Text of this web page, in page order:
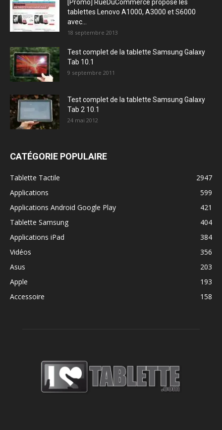
[Promo] RueDuCommerce propose les
tablettes Lenovo A1000, A3000 et S6000
avec...
18 septembre 2013
Test complet de la tablette Samsung Galaxy
Tab 10.1
9 septembre 2011
Test complet de la tablette Samsung Galaxy
Tab 2 10.1
24 mai 2012
CATÉGORIE POPULAIRE
Tablette Tactile
2947
Applications
599
Applications Android Google Play
421
Tablette Samsung
404
Applications iPad
384
Vidéos
356
Asus
203
Apple
193
Accessoire
158